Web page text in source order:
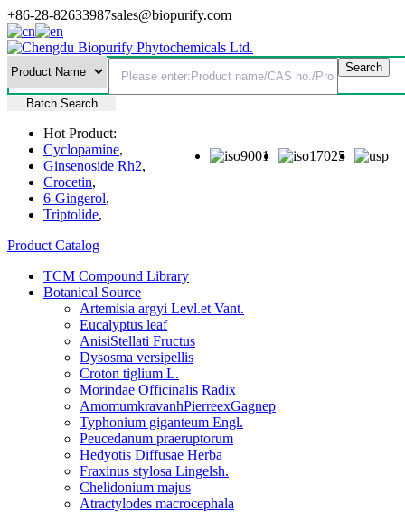
+86-28-82633987sales@biopurify.com
Batch Search
Hot Product:
Cyclopamine,
Ginsenoside Rh2,
Crocetin,
6-Gingerol,
Triptolide,
Product Catalog
TCM Compound Library
Botanical Source
Artemisia argyi Levl.et Vant.
Eucalyptus leaf
AnisiStellati Fructus
Dysosma versipellis
Croton tiglium L.
Morindae Officinalis Radix
AmomumkravanhPierreexGagnep
Typhonium giganteum Engl.
Peucedanum praeruptorum
Hedyotis Diffusae Herba
Fraxinus stylosa Lingelsh.
Chelidonium majus
Atractylodes macrocephala